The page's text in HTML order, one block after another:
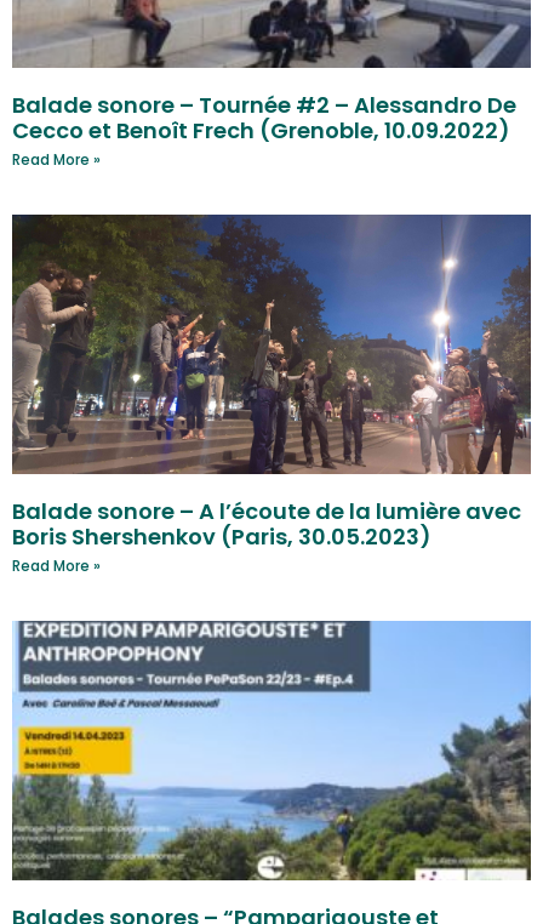
Balade sonore – Tournée #2 – Alessandro De
Cecco et Benoît Frech (Grenoble, 10.09.2022)
Read More »
Balade sonore – A l’écoute de la lumière avec
Boris Shershenkov (Paris, 30.05.2023)
Read More »
Balades sonores – “Pamparigouste et